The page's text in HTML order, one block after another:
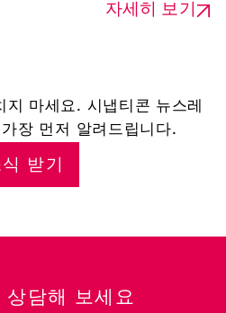
자세히 보기
마세요. 시냅티콘 뉴스레
장 먼저 알려드립니다.
받기
상담해 보세요